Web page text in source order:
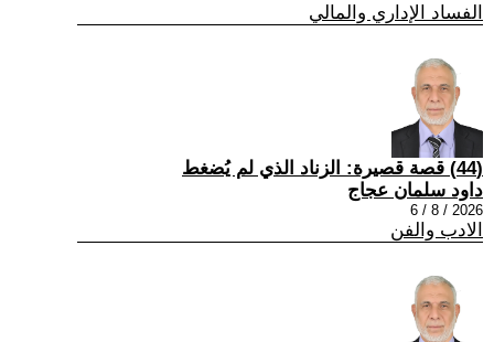
الفساد الإداري والمالي
(44) قصة قصيرة: الزناد الذي لم يُضغط
داود سلمان عجاج
2026 / 8 / 6
الادب والفن